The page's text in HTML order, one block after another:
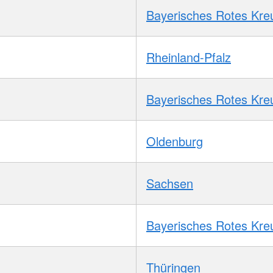
Bayerisches Rotes
Rheinland-Pfalz
Bayerisches Rotes
Oldenburg
Sachsen
Bayerisches Rotes
Thüringen